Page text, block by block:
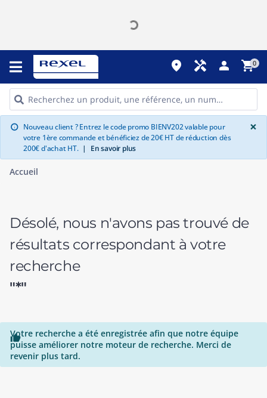
place handyman person shopping_cart0
info Nouveau client ? Entrez le code promo BIENV202 valable pour
votre 1ère commande et bénéficiez de 20€ HT de réduction dès
200€ d'achat HT. | En savoir plus
×
Accueil
Désolé, nous n'avons pas trouvé de
résultats correspondant à votre
recherche
"*"

Votre recherche a été enregistrée afin que notre équipe
puisse améliorer notre moteur de recherche. Merci de
revenir plus tard.